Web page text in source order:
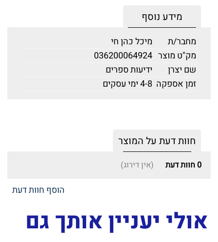
מידע נוסף
מחבר/ת
מיכל כהן חי
מק"ט מוצר 036200064924
שם יצרן
ידיעות ספרים
זמן אספקה 4-8 ימי עסקים
חוות דעת על המוצר
0 חוות דעת (אין דירוג)
הוסף חוות דעת
אולי יעניין אותך גם